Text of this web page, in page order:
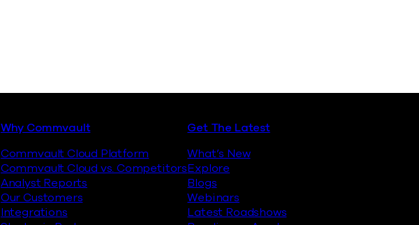
Why Commvault
Commvault Cloud Platform
Commvault Cloud vs. Competitors
Analyst Reports
Our Customers
Integrations
Get The Latest
What’s New
Explore
Blogs
Webinars
Latest Roadshows